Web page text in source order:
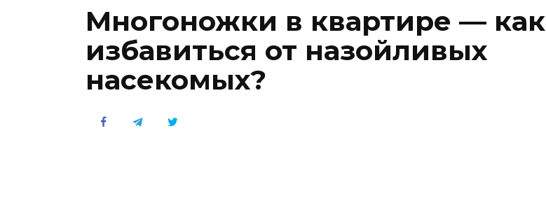
Многоножки в квартире — как
избавиться от назойливых
насекомых?